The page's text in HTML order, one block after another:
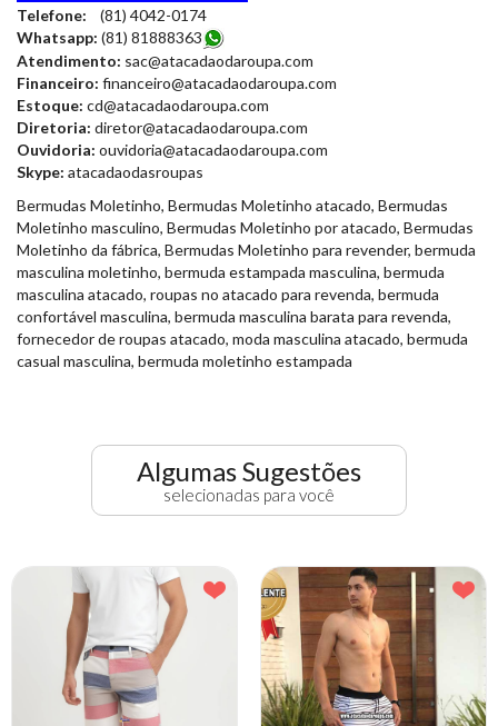
Telefone: (81) 4042-0174
Whatsapp: (81) 81888363
Atendimento: sac@atacadaodaroupa.com
Financeiro: financeiro@atacadaodaroupa.com
Estoque: cd@atacadaodaroupa.com
Diretoria: diretor@atacadaodaroupa.com
Ouvidoria: ouvidoria@atacadaodaroupa.com
Skype: atacadaodasroupas
Bermudas Moletinho, Bermudas Moletinho atacado, Bermudas
Moletinho masculino, Bermudas Moletinho por atacado, Bermudas
Moletinho da fábrica, Bermudas Moletinho para revender, bermuda
masculina moletinho, bermuda estampada masculina, bermuda
masculina atacado, roupas no atacado para revenda, bermuda
confortável masculina, bermuda masculina barata para revenda,
fornecedor de roupas atacado, moda masculina atacado, bermuda
casual masculina, bermuda moletinho estampada
Algumas Sugestões
selecionadas para você